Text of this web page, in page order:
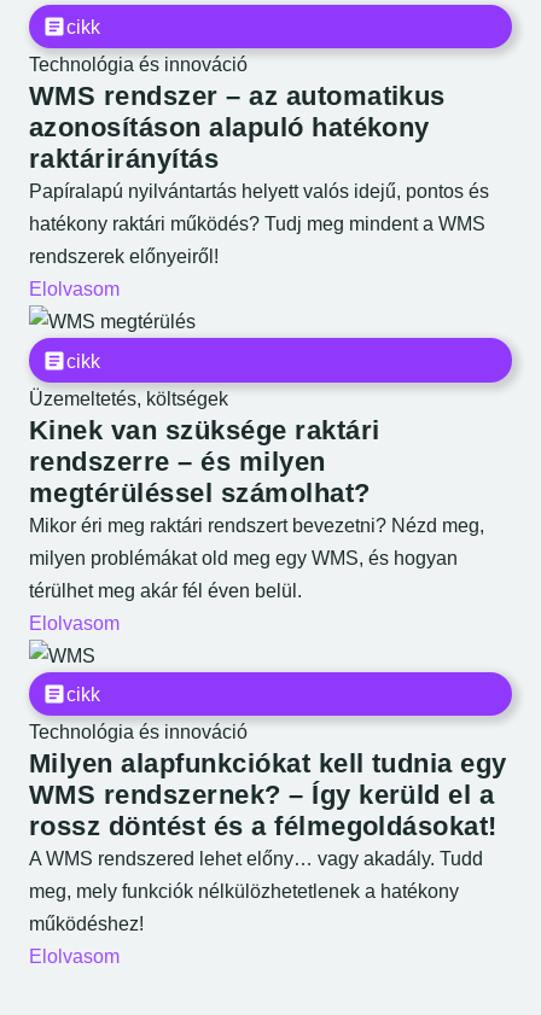
cikk
Technológia és innováció
WMS rendszer – az automatikus
azonosításon alapuló hatékony
raktárirányítás
Papíralapú nyilvántartás helyett valós idejű, pontos és
hatékony raktári működés? Tudj meg mindent a WMS
rendszerek előnyeiről!
Elolvasom
cikk
Üzemeltetés, költségek
Kinek van szüksége raktári
rendszerre – és milyen
megtérüléssel számolhat?
Mikor éri meg raktári rendszert bevezetni? Nézd meg,
milyen problémákat old meg egy WMS, és hogyan
térülhet meg akár fél éven belül.
Elolvasom
cikk
Technológia és innováció
Milyen alapfunkciókat kell tudnia egy
WMS rendszernek? – Így kerüld el a
rossz döntést és a félmegoldásokat!
A WMS rendszered lehet előny… vagy akadály. Tudd
meg, mely funkciók nélkülözhetetlenek a hatékony
működéshez!
Elolvasom